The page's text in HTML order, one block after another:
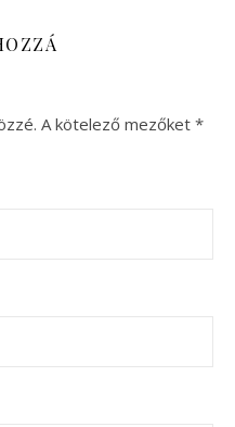
A kötelező mezőket *